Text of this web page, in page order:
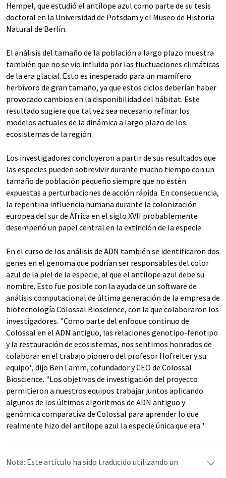
Hempel, que estudió el antílope azul como parte de su tesis
doctoral en la Universidad de Potsdam y el Museo de Historia
Natural de Berlín.
El análisis del tamaño de la población a largo plazo muestra
también que no se vio influida por las fluctuaciones climáticas
de la era glacial. Esto es inesperado para un mamífero
herbívoro de gran tamaño, ya que estos ciclos deberían haber
provocado cambios en la disponibilidad del hábitat. Este
resultado sugiere que tal vez sea necesario refinar los
modelos actuales de la dinámica a largo plazo de los
ecosistemas de la región.
Los investigadores concluyeron a partir de sus resultados que
las especies pueden sobrevivir durante mucho tiempo con un
tamaño de población pequeño siempre que no estén
expuestas a perturbaciones de acción rápida. En consecuencia,
la repentina influencia humana durante la colonización
europea del sur de África en el siglo XVII probablemente
desempeñó un papel central en la extinción de la especie.
En el curso de los análisis de ADN también se identificaron dos
genes en el genoma que podrían ser responsables del color
azul de la piel de la especie, al que el antílope azul debe su
nombre. Esto fue posible con la ayuda de un software de
análisis computacional de última generación de la empresa de
biotecnología Colossal Bioscience, con la que colaboraron los
investigadores. "Como parte del enfoque continuo de
Colossal en el ADN antiguo, las relaciones genotipo-fenotipo
y la restauración de ecosistemas, nos sentimos honrados de
colaborar en el trabajo pionero del profesor Hofreiter y su
equipo", dijo Ben Lamm, cofundador y CEO de Colossal
Bioscience. "Los objetivos de investigación del proyecto
permitieron a nuestros equipos trabajar juntos aplicando
algunos de los últimos algoritmos de ADN antiguo y
genómica comparativa de Colossal para aprender lo que
realmente hizo del antílope azul la especie única que era."
Nota: Este artículo ha sido traducido utilizando un